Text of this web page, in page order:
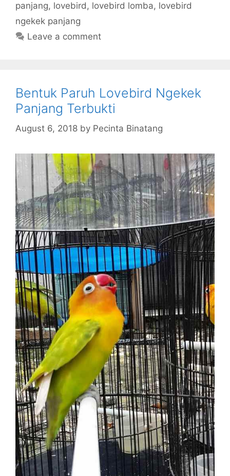
panjang, lovebird, lovebird lomba, lovebird
ngekek panjang
Leave a comment
Bentuk Paruh Lovebird Ngekek
Panjang Terbukti
August 6, 2018 by Pecinta Binatang